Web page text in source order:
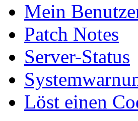
Mein
Patch Notes
Server-Status
Löst einen